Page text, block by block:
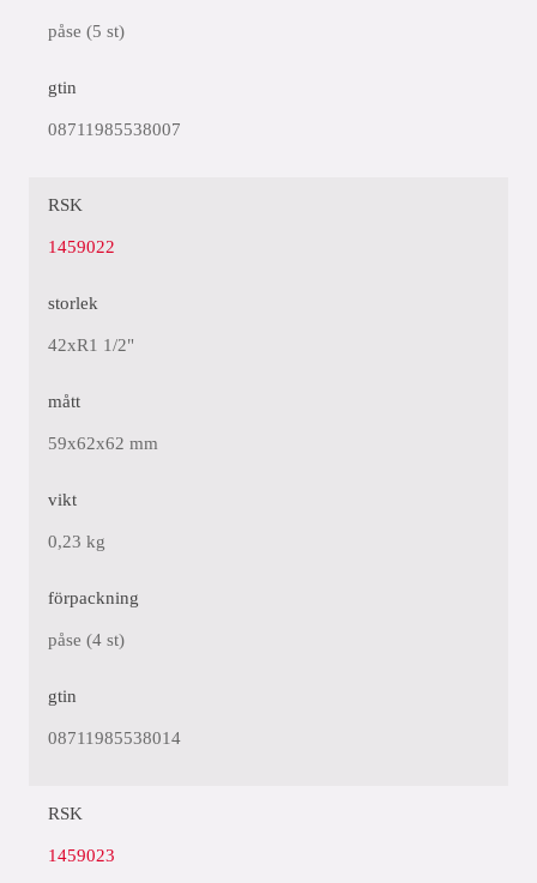
påse (5 st)
gtin
08711985538007
RSK
1459022
storlek
42xR1 1/2"
mått
59x62x62 mm
vikt
0,23 kg
förpackning
påse (4 st)
gtin
08711985538014
RSK
1459023